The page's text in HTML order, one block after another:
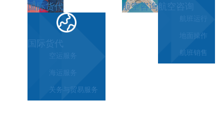
国际货代
国际货代
空运服务
海运服务
关务与贸易服务
航空咨询航空咨询
航班运行
地面操作
航班销售